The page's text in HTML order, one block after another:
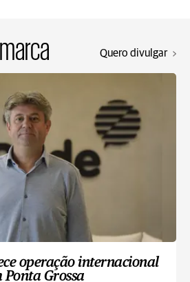
Quero divulgar
operação internacional
Grossa